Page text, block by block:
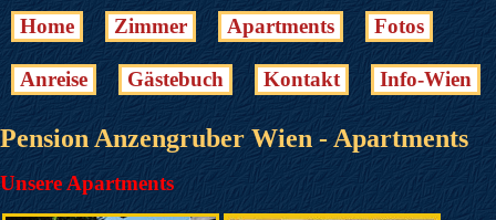
Home Zimmer Apartments Fotos
Anreise Gästebuch Kontakt Info-Wien
Pension Anzengruber Wien - Apartments
Unsere Apartments